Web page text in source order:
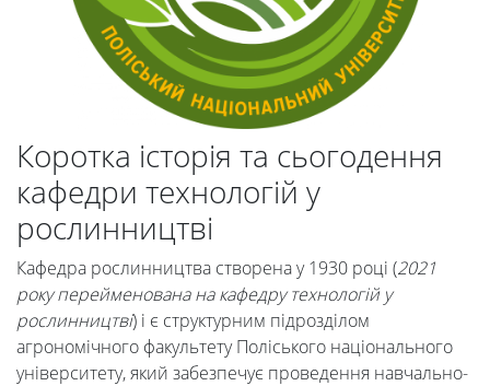
Коротка історія та сьогодення
кафедри технологій у
рослинництві
Кафедра рослинництва створена у 1930 році (2021
року перейменована на кафедру технологій у
рослинництві) і є структурним підрозділом
агрономічного факультету Поліського національного
університету, який забезпечує проведення навчально-